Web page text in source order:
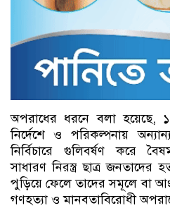
অপরাধের ধরনে বলা হয়েছে,
নির্দেশে ও পরিকল্পনায় অন্যান্য
নির্বিচারে গুলিবর্ষণ করে
সাধারণ নিরস্ত্র ছাত্র
পুড়িয়ে ফেলে তাদের সমূলে বা
গণহত্যা ও মানবতাবিরোধী